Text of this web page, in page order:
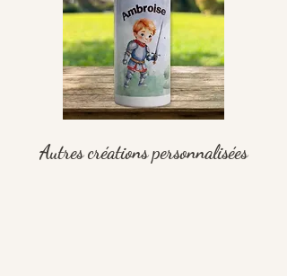
Autres créations personnalisées